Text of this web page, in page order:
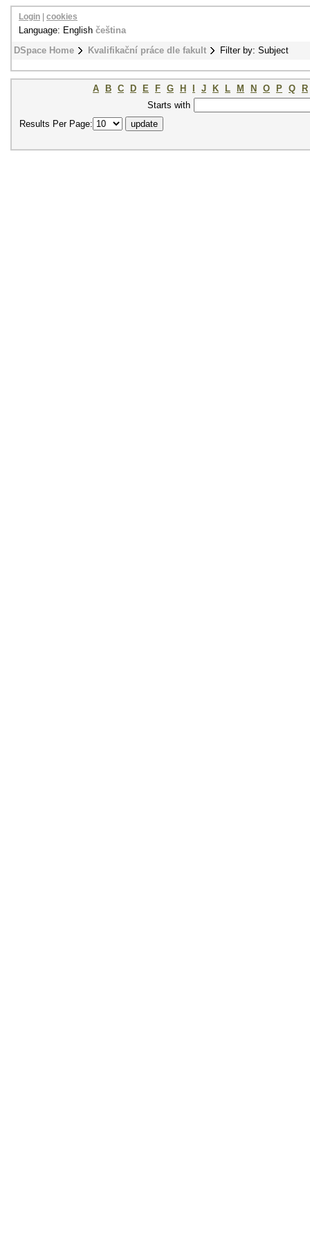
DSpace Home Kvalifikační práce dle fakult Filter by: Subject
Login cookies
Language: English čeština
A B C D E F G H J K L M N O P Q
R
Starts with
Results Per Page: